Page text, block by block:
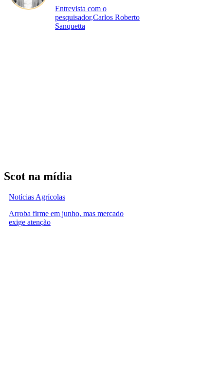
Entrevista com o
pesquisador,Carlos Roberto
Sanquetta
Scot na mídia
Notícias Agrícolas
Arroba firme em junho, mas mercado
exige atenção